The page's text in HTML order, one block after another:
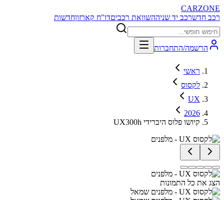
CARZONE
רכב חדשרכב יד שניההשוואת רכביםדו"ח קארזוןחדשות
הרשמה/התחברות
ראשי
לקסוס
UX
2026
UX300h קיושו פלוס היברידי
הצג את כל התמונות